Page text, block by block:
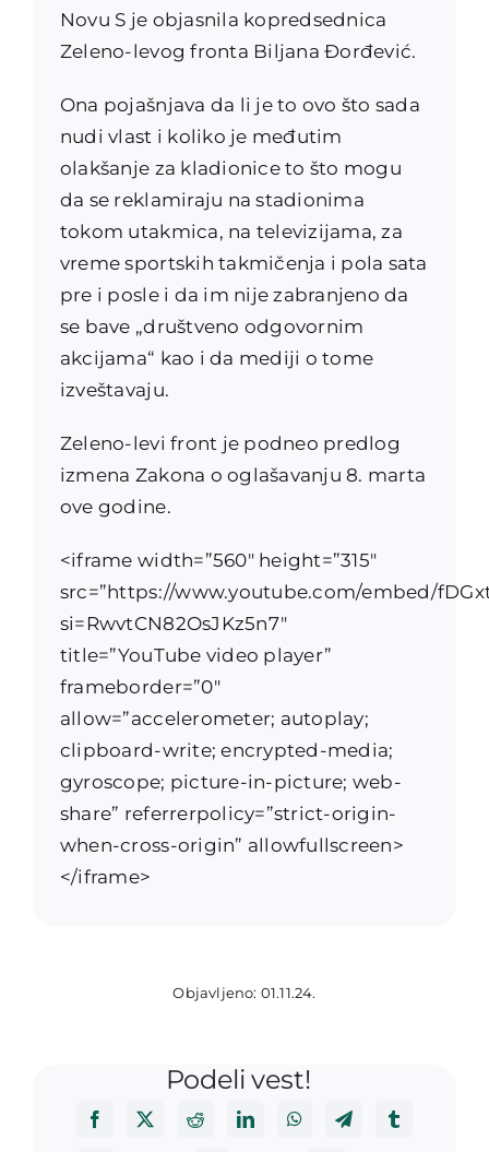
Novu S je objasnila kopredsednica
Zeleno-levog fronta Biljana Đorđević.
Ona pojašnjava da li je to ovo što sada
nudi vlast i koliko je međutim
olakšanje za kladionice to što mogu
da se reklamiraju na stadionima
tokom utakmica, na televizijama, za
vreme sportskih takmičenja i pola sata
pre i posle i da im nije zabranjeno da
se bave „društveno odgovornim
akcijama“ kao i da mediji o tome
izveštavaju.
Zeleno-levi front je podneo predlog
izmena Zakona o oglašavanju 8. marta
ove godine.
<iframe width=”560″ height=”315″
src=”https://www.youtube.com/embed/
si=RwvtCN82OsJKz5n7″
title=”YouTube video player”
frameborder=”0″
allow=”accelerometer; autoplay;
clipboard-write; encrypted-media;
gyroscope; picture-in-picture; web-
share” referrerpolicy=”strict-origin-
when-cross-origin” allowfullscreen>
</iframe>
Objavljeno: 01.11.24.
Podeli vest!